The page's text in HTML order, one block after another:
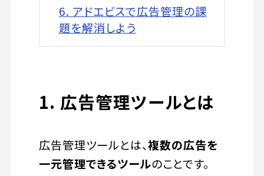
6. アドエビスで広告管理の課
題を解消しよう
1. 広告管理ツールとは
広告管理ツールとは、複数の広告を
一元管理できるツールのことです。